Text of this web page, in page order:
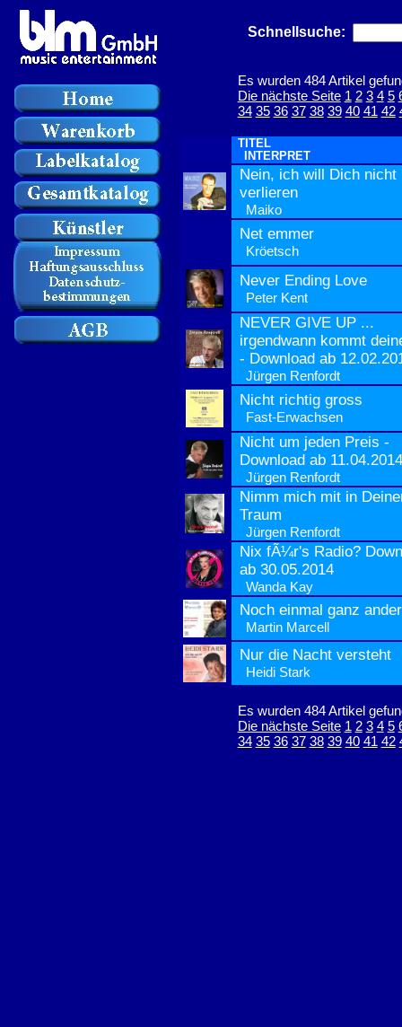
Schnellsuche:
Es wurden 484 Artikel
Die nächste Seite 1 2 3 4 5
34 35 36 37 38 39 40 41 42
TITEL
INTERPRET
Nein, ich will Dich nicht
verlieren
Maiko
Net emmer
Kröetsch
Never Ending Love
Peter Kent
NEVER GIVE UP ...
irgendwann kommt
- Download ab
Jürgen Renfordt
Nicht richtig gross
Fast-Erwachsen
Nicht um jeden Preis -
Download ab
Jürgen Renfordt
Nimm mich mit in
Traum
Jürgen Renfordt
Nix fÃ¼r's Radio?
ab 30.05.2014
Wanda Kay
Noch einmal ganz
Martin Marcell
Nur die Nacht versteht
Heidi Stark
Es wurden 484 Artikel
Die nächste Seite 1 2 3 4 5
34 35 36 37 38 39 40 41 42